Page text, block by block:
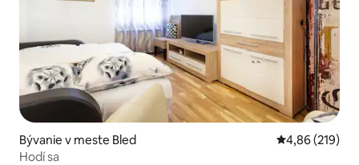
Bývanie v meste Bled Priemerné
4,86 (219)
Hodí sa